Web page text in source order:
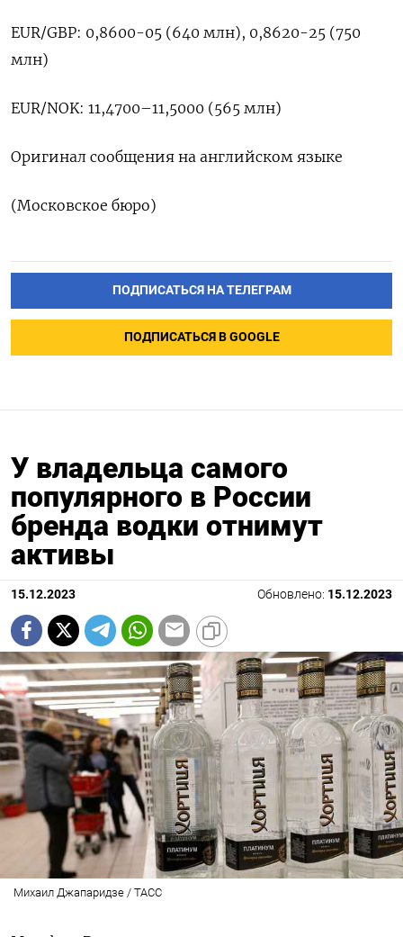
EUR/GBP: 0,8600-05 (640 млн), 0,8620-25 (750
млн)
EUR/NOK: 11,4700–11,5000 (565 млн)
Оригинал сообщения на английском языке
(Московское бюро)
ПОДПИСАТЬСЯ НА ТЕЛЕГРАМ
ПОДПИСАТЬСЯ В GOOGLE
У владельца самого
популярного в России
бренда водки отнимут
активы
15.12.2023 Обновлено: 15.12.2023
Михаил Джапаридзе / ТАСС